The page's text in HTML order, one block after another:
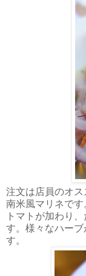
注文は店員のオ
南米風マリネで
トマトが加わり
す。様々なハー
す。